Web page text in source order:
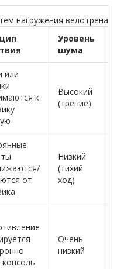
нагружения
Уровень
шума
или
к
Высокий
(трение)
от
Низкий
(тихий
ход)
консоль
Очень
низкий